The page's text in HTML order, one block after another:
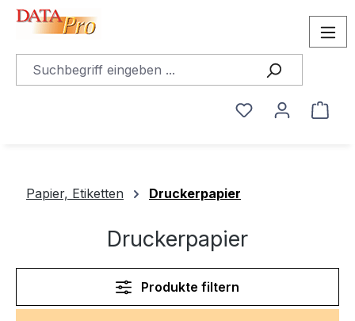
springen
Du hast 0
Papier, Etiketten Druckerpapier
Druckerpapier
Produkte filtern